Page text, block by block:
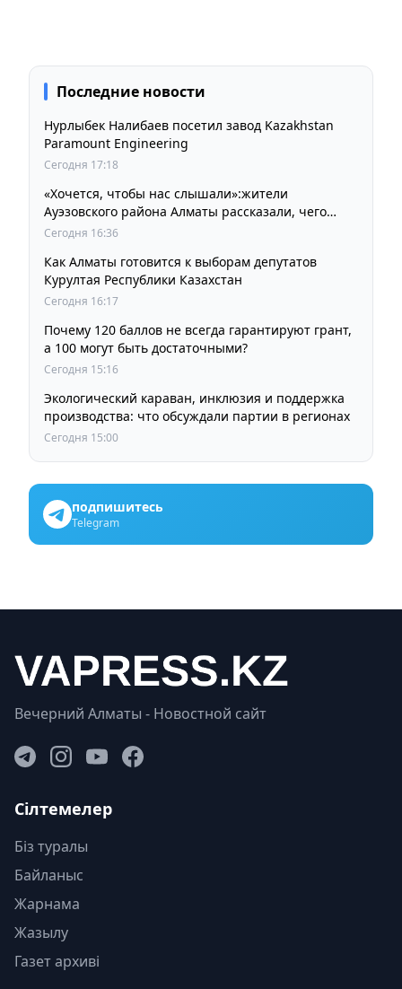
Последние новости
Нурлыбек Налибаев посетил завод Kazakhstan
Paramount Engineering
Сегодня 17:18
«Хочется, чтобы нас слышали»:жители
Ауэзовского района Алматы рассказали, чего
ждут от выборов депутатов Курултая
Сегодня 16:36
Как Алматы готовится к выборам депутатов
Курултая Республики Казахстан
Сегодня 16:17
Почему 120 баллов не всегда гарантируют грант,
а 100 могут быть достаточными?
Сегодня 15:16
Экологический караван, инклюзия и поддержка
производства: что обсуждали партии в регионах
Сегодня 15:00
подпишитесь
Telegram
Вечерний Алматы - Новостной сайт
Сілтемелер
Біз туралы
Байланыс
Жарнама
Жазылу
Газет архиві